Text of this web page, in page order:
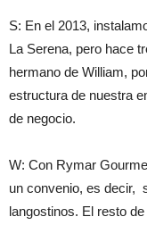
S: En el 2013,
La Serena, pero hace
hermano de William,
estructura de nuestra
de negocio.
W: Con Rymar
un convenio, es decir,
langostinos. El resto